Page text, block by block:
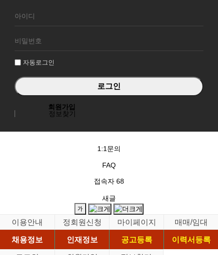
원
그
자동로그인
회원가입
정보찾기
1:1문의
FAQ
접속자 68
새글
이용안내 정회원신청 마이페이지
매매/임대
채용정보
인재정보 공고등록
이력서등록